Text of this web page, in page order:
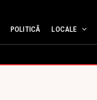
POLITICĂ LOCALE